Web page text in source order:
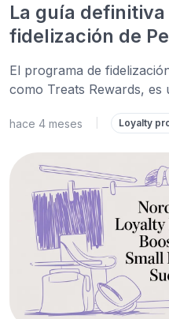
La guía
fidelización de
El programa de
como Treats Rewards, es
hace 4 meses Loyalty